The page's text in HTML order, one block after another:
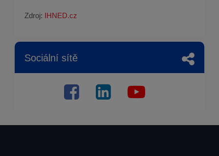
Zdroj: IHNED.cz
Sociální sítě